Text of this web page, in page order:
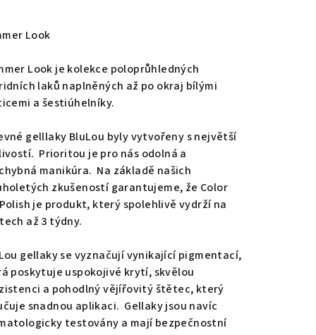
Look
Look je kolekce poloprůhledných
laků naplněných až po okraj bílými
a šestiúhelníky.
gelllaky BluLou byly vytvořeny s největší
Prioritou je pro nás odolná a
manikúra. Na základě našich
zkušeností garantujeme, že Color
je produkt, který spolehlivě vydrží na
až 3 týdny.
gellaky se vyznačují vynikající pigmentací,
poskytuje uspokojivé krytí, skvělou
a pohodlný vějířovitý štětec, který
snadnou aplikaci. Gellaky jsou navíc
testovány a mají bezpečnostní